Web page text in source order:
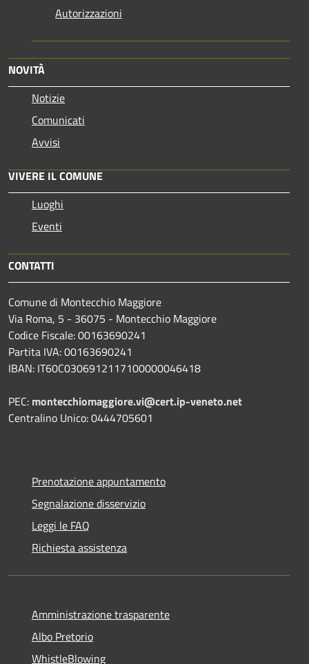
Autorizzazioni
NOVITÀ
Notizie
Comunicati
Avvisi
VIVERE IL COMUNE
Luoghi
Eventi
CONTATTI
Comune di Montecchio Maggiore
Via Roma, 5 - 36075 - Montecchio Maggiore
Codice Fiscale: 00163690241
Partita IVA: 00163690241
IBAN: IT60C0306912117100000046418
PEC: montecchiomaggiore.vi@cert.ip-veneto.net
Centralino Unico: 0444705601
Prenotazione appuntamento
Segnalazione disservizio
Leggi le FAQ
Richiesta assistenza
Amministrazione trasparente
Albo Pretorio
WhistleBlowing